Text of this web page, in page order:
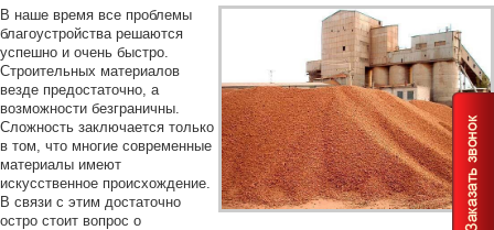
В наше время все проблемы
благоустройства решаются
успешно и очень быстро.
Строительных материалов
везде предостаточно, а
возможности безграничны.
Сложность заключается только
в том, что многие современные
материалы имеют
искусственное происхождение.
В связи с этим достаточно
остро стоит вопрос о